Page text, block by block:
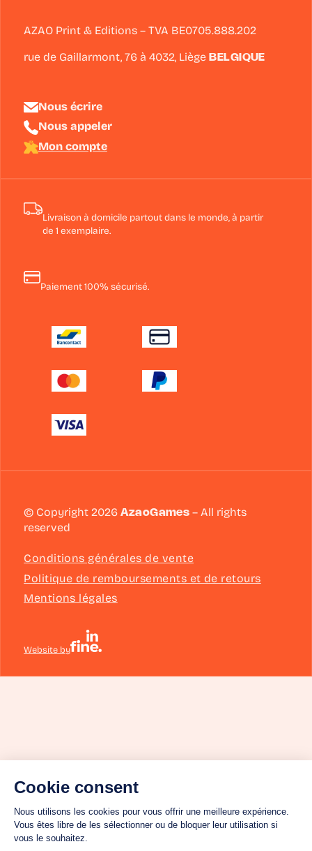
AZAO Print & Editions – TVA BE0705.888.202
rue de Gaillarmont, 76 à 4032, Liège BELGIQUE
Nous écrire
Nous appeler
Mon compte
Livraison à domicile partout dans le monde, à partir
de 1 exemplaire.
Paiement 100% sécurisé.
© Copyright 2026AzaoGames – All rights
reserved
Conditions générales de vente
Politique de remboursements et de retours
Mentions légales
Website by